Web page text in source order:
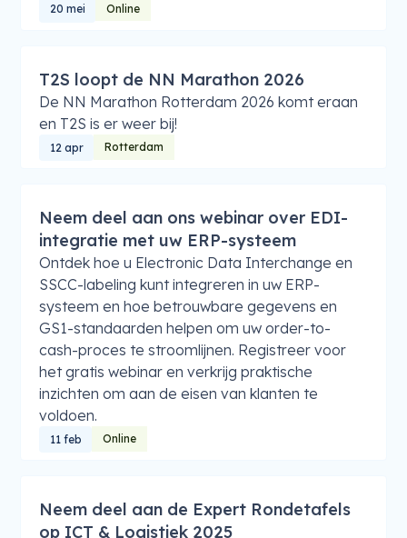
20 mei Online
T2S loopt de NN Marathon 2026
De NN Marathon Rotterdam 2026 komt eraan
en T2S is er weer bij!
12 apr Rotterdam
Neem deel aan ons webinar over EDI-
integratie met uw ERP-systeem
Ontdek hoe u Electronic Data Interchange en
SSCC-labeling kunt integreren in uw ERP-
systeem en hoe betrouwbare gegevens en
GS1-standaarden helpen om uw order-to-
cash-proces te stroomlijnen. Registreer voor
het gratis webinar en verkrijg praktische
inzichten om aan de eisen van klanten te
voldoen.
11 feb Online
Neem deel aan de Expert Rondetafels
op ICT & Logistiek 2025